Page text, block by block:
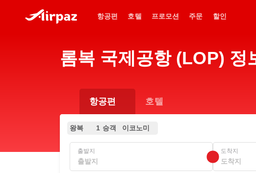
항공편 호텔 프로모션 주문 할인
롬복 국제공항 (LOP) 정
항공편 호텔
왕복 1 승객 이코노미
출발지 도착지